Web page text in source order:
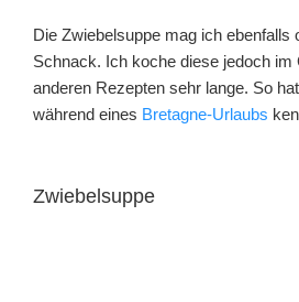
Die Zwiebelsuppe mag ich ebenfalls
Schnack. Ich koche diese jedoch im
anderen Rezepten sehr lange. So
während eines Bretagne-Urlaubs
Zwiebelsuppe